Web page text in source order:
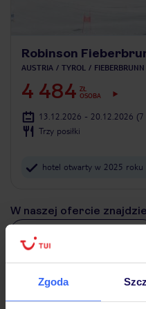
Zgoda
Robinson
AUSTRIA TYROL FIEBERBRUNN
4 484 ZŁ
OSOBA
13.12.2026 - 20.12.2026
Trzy posiłki
hotel otwarty w 2025 roku
W naszej ofercie
Alpy Kitzbuhelskie